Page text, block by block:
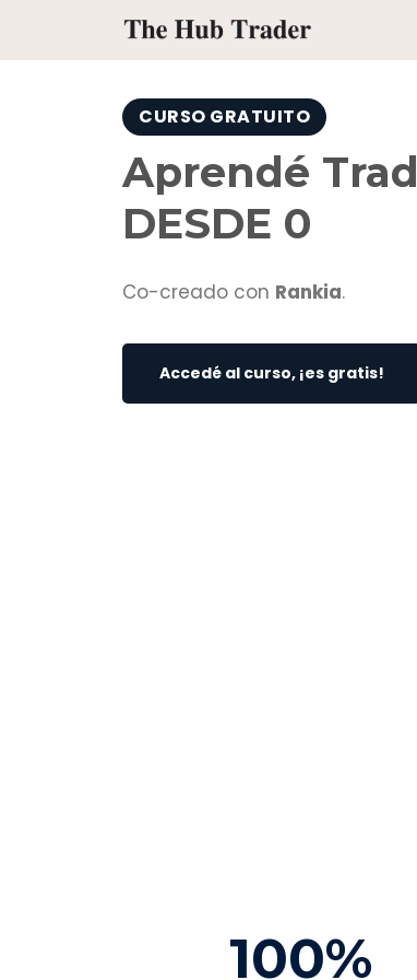
CURSO GRATUITO
Aprendé
DESDE 0
Co-creado con Rankia.
Accedé al curso, ¡es gratis!
100%